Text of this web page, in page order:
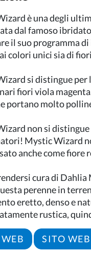
è una degli
dal famoso
il suo programma
colori unici sia di
si distingue per
fiori viola
portano molto
non si
Mystic Wizard
anche come fiore
cura di
perenne in
eretto, denso e
rustica,
SITO